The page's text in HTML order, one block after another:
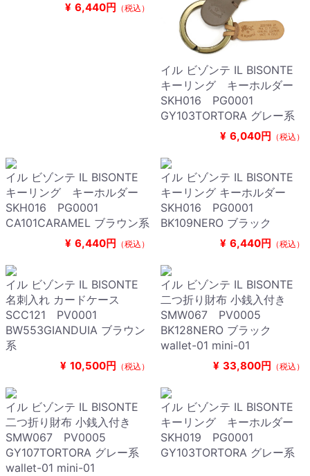
¥ 6,440円 （税込）
イル ビゾンテ IL BISONTE
キーリング キーホルダー
SKH016 PG0001
GY103TORTORA グレー系
¥ 6,040円 （税込）
イル ビゾンテ IL BISONTE
キーリング キーホルダー
SKH016 PG0001
CA101CARAMEL ブラウン系
¥ 6,440円 （税込）
イル ビゾンテ IL BISONTE
キーリング キーホルダー
SKH016 PG0001
BK109NERO ブラック
¥ 6,440円 （税込）
イル ビゾンテ IL BISONTE
名刺入れ カードケース
SCC121 PV0001
BW553GIANDUIA ブラウン
系
¥ 10,500円 （税込）
イル ビゾンテ IL BISONTE
二つ折り財布 小銭入付き
SMW067 PV0005
BK128NERO ブラック
wallet-01 mini-01
¥ 33,800円 （税込）
イル ビゾンテ IL BISONTE
二つ折り財布 小銭入付き
SMW067 PV0005
GY107TORTORA グレー系
wallet-01 mini-01
イル ビゾンテ IL BISONTE
キーリング キーホルダー
SKH019 PG0001
GY103TORTORA グレー系